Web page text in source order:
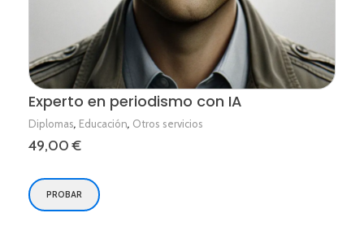
Experto en periodismo con IA
Diplomas, Educación, Otros servicios
49,00€
PROBAR